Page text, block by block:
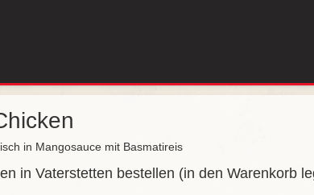
in Mangosauce mit Basmatireis
in Vaterstetten bestellen (in den Warenkorb